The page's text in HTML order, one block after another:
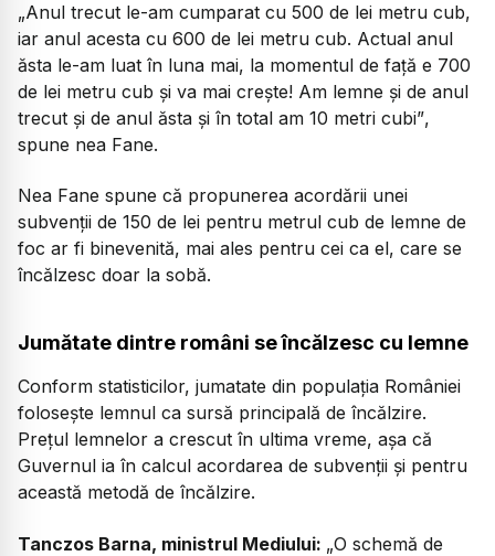
„Anul trecut le-am cumparat cu 500 de lei metru cub,
iar anul acesta cu 600 de lei metru cub. Actual anul
ăsta le-am luat în luna mai, la momentul de față e 700
de lei metru cub și va mai crește! Am lemne și de anul
trecut și de anul ăsta și în total am 10 metri cubi”,
spune nea Fane.
Nea Fane spune că propunerea acordării unei
subvenții de 150 de lei pentru metrul cub de lemne de
foc ar fi binevenită, mai ales pentru cei ca el, care se
încălzesc doar la sobă.
Jumătate dintre români se încălzesc cu lemne
Conform statisticilor, jumatate din populaţia României
foloseşte lemnul ca sursă principală de încălzire.
Preţul lemnelor a crescut în ultima vreme, aşa că
Guvernul ia în calcul acordarea de subvenţii şi pentru
această metodă de încălzire.
Tanczos Barna, ministrul Mediului: „O schemă de